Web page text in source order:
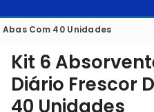
Com 40 Unidades
Kit 6
Diário Frescor
40 Unidades